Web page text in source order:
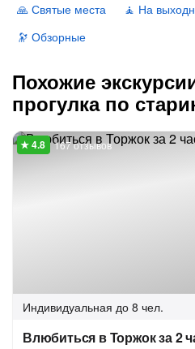
🙏 Святые места
🧘 На
🔭 Обзорные
Похожие
прогулка по
167 отзывов
Индивидуальная до 8 чел.
Влюбиться в Торжок за 2